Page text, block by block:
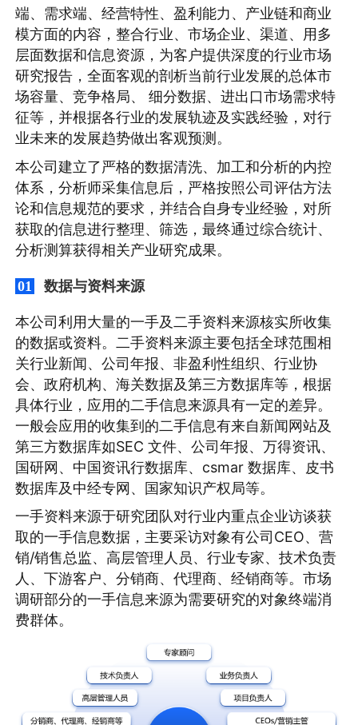
端、需求端、经营特性、盈利能力、产业链和商业
模方面的内容，整合行业、市场企业、渠道、用多
层面数据和信息资源，为客户提供深度的行业市场
研究报告，全面客观的剖析当前行业发展的总体市
场容量、竞争格局、 细分数据、进出口市场需求特
征等，并根据各行业的发展轨迹及实践经验，对行
业未来的发展趋势做出客观预测。
本公司建立了严格的数据清洗、加工和分析的内控
体系，分析师采集信息后，严格按照公司评估方法
论和信息规范的要求，并结合自身专业经验，对所
获取的信息进行整理、筛选，最终通过综合统计、
分析测算获得相关产业研究成果。
01 数据与资料来源
本公司利用大量的一手及二手资料来源核实所收集
的数据或资料。二手资料来源主要包括全球范围相
关行业新闻、公司年报、非盈利性组织、行业协
会、政府机构、海关数据及第三方数据库等，根据
具体行业，应用的二手信息来源具有一定的差异。
一般会应用的收集到的二手信息有来自新闻网站及
第三方数据库如SEC 文件、公司年报、万得资讯、
国研网、中国资讯行数据库、csmar 数据库、皮书
数据库及中经专网、国家知识产权局等。
一手资料来源于研究团队对行业内重点企业访谈获
取的一手信息数据，主要采访对象有公司CEO、营
销/销售总监、高层管理人员、行业专家、技术负责
人、下游客户、分销商、代理商、经销商等。市场
调研部分的一手信息来源为需要研究的对象终端消
费群体。